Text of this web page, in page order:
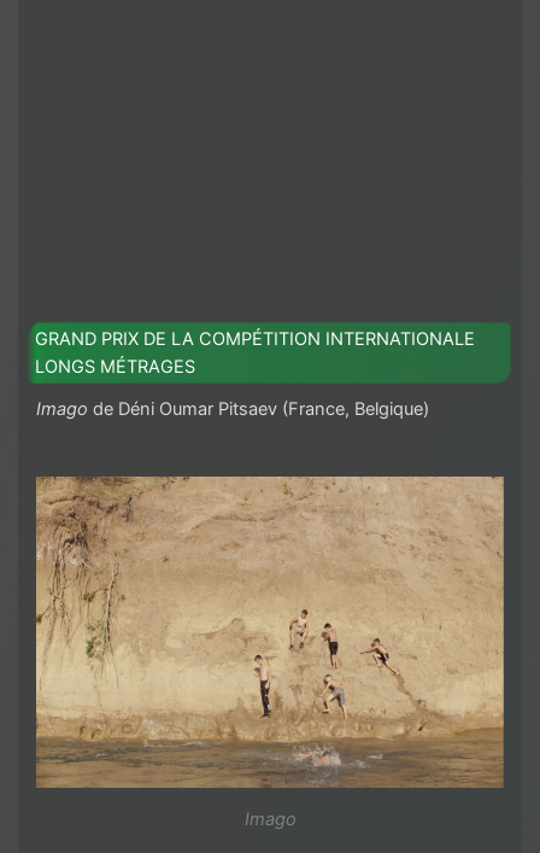
GRAND PRIX DE LA COMPÉTITION INTERNATIONALE
LONGS MÉTRAGES
Imago de Déni Oumar Pitsaev (France, Belgique)
Imago